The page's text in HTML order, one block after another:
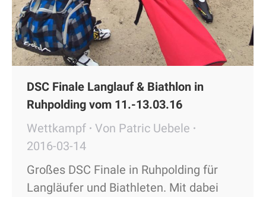
DSC Finale Langlauf & Biathlon in
Ruhpolding vom 11.-13.03.16
Wettkampf
Von Patric Uebele
2016-03-14
Großes DSC Finale in Ruhpolding für
Langläufer und Biathleten. Mit dabei